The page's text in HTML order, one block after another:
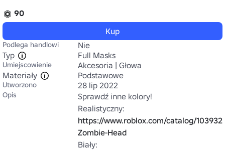
90
Kup
Podlega handlowi
Nie
Typ
Full Masks
Umiejscowienie
Akcesoria | Głowa
Materiały
Podstawowe
Utworzono 28 lip 2022
Opis
Sprawdź inne kolory!
https://www.roblox.com/catalog/
Zombie-Head